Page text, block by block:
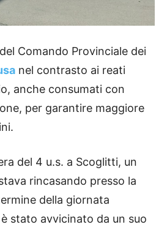
Comando Provinciale dei
nel contrasto ai reati
anche consumati con
per garantire maggiore
del 4 u.s. a Scoglitti, un
rincasando presso la
della giornata
stato avvicinato da un suo